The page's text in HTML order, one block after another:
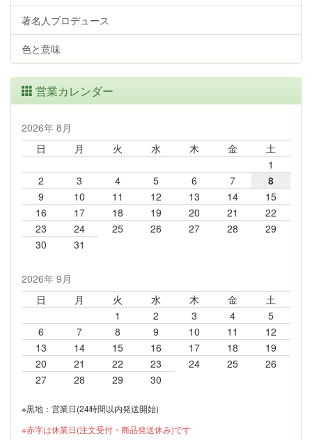
著名人プロデュース
色と意味
営業カレンダー
2026年 8月
日
月 火 水 木 金
土
1
2
3 4 5 6 7
8
9
10 11 12 13 14
15
16
17 18 19 20 21
22
23
24 25 26 27 28
29
30
31
2026年 9月
日
月 火 水 木 金
土
1
2 3 4
5
6
7 8 9 10 11
12
13
14 15 16 17 18
19
20
21 22 23 24 25
26
27
28 29 30
※黒地：営業日(24時間以内発送開始)
※赤字は休業日(注文受付・商品発送休み)です